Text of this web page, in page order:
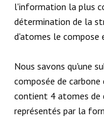
l'information la plus
détermination de la
d'atomes le compose
Nous savons qu'une
composée de
contient 4 atomes de
représentés par la